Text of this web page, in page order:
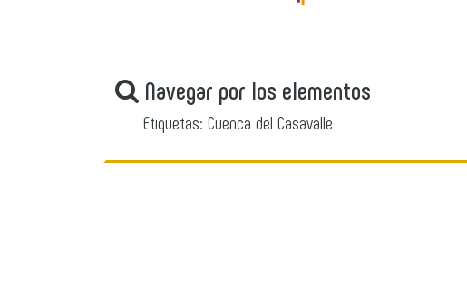
Navegar por los elementos
Etiquetas: Cuenca del Casavalle